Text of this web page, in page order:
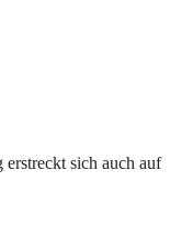
sich auch auf